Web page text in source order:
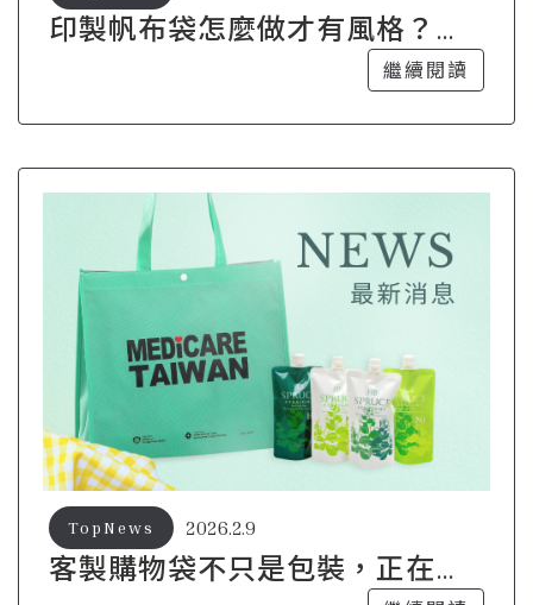
印製帆布袋怎麼做才有風格？學
繼續閱讀
客製購物袋不只是包裝，正在變
2026.2.9
TopNews